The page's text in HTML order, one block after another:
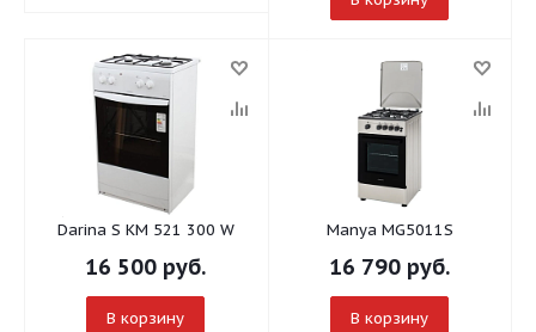
Darina S KM 521 300 W
16 500 руб.
В корзину
Manya MG5011S
16 790 руб.
В корзину